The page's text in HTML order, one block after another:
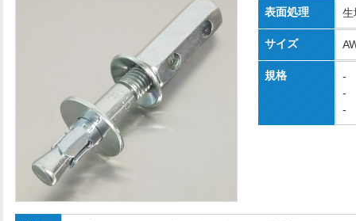
表面処理 生
サイズ
規格
-
-
-